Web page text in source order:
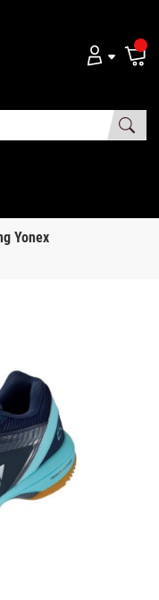
Yonex